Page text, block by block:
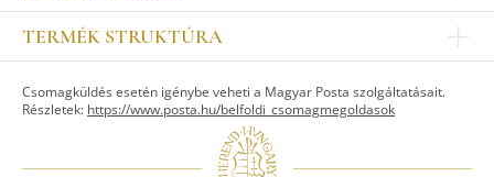
Impresszum
Kapcsolat
Jogi nyilatkozat
TERMÉK STRUKTÚRA
ASZTALKULTÚRA
Csomagküldés esetén igénybe veheti a Magyar Posta szolgáltatásait.
Részletek: https://www.posta.hu/belfoldi_csomagmegoldasok